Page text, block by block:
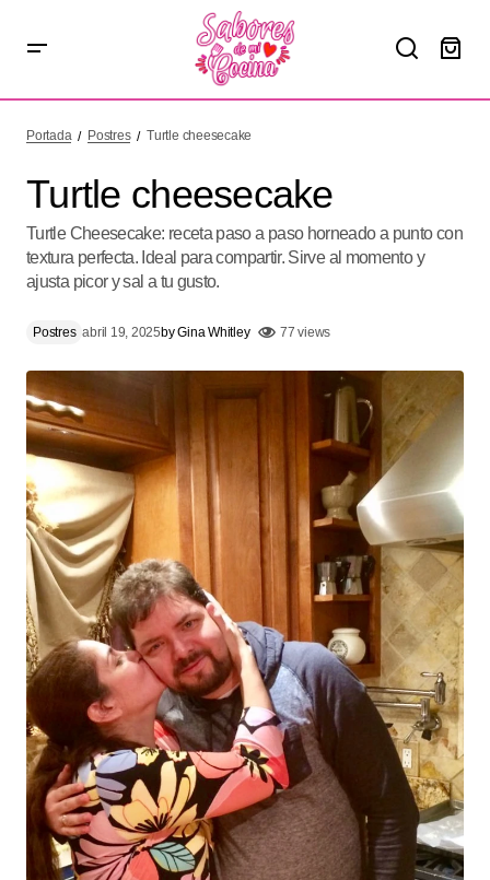
Portada Postres Turtle cheesecake
Turtle cheesecake
Turtle Cheesecake: receta paso a paso horneado a punto con
textura perfecta. Ideal para compartir. Sirve al momento y
ajusta picor y sal a tu gusto.
Postres abril 19, 2025byGina Whitley 77 views